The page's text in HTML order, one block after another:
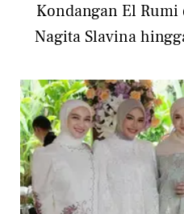
Kondangan El
Nagita Slavina